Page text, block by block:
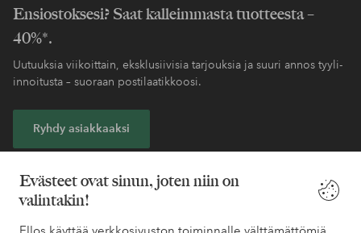
Evästeet ovat sinun, joten niin on
valintakin!
Ensiostoksesi? Saat kalleimmasta tuotteesta –
40%*.
Uutuuksia viikoittain, eksklusiivisia tarjouksia ja suuri annos tyyli-
innoitusta – suoraan postilaatikkoosi.
Ryhdy asiakkaaksi
Tarvitsetko apua?